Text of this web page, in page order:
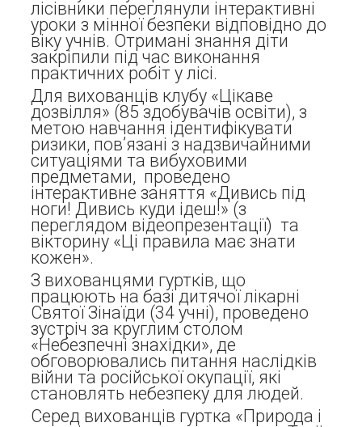
лісівники переглянули інтерактивні
уроки з мінної безпеки відповідно до
віку учнів. Отримані знання діти
закріпили під час виконання
практичних робіт у лісі.
Для вихованців клубу «Цікаве
дозвілля» (85 здобувачів освіти), з
метою навчання ідентифікувати
ризики, повʼязані з надзвичайними
ситуаціями та вибуховими
предметами, проведено
інтерактивне заняття «Дивись під
ноги! Дивись куди ідеш!» (з
переглядом відеопрезентації) та
вікторину «Ці правила має знати
кожен».
З вихованцями гуртків, що
працюють на базі дитячої лікарні
Святої Зінаїди (34 учні), проведено
зустріч за круглим столом
«Небезпечні знахідки», де
обговорювались питання наслідків
війни та російської окупації, які
становлять небезпеку для людей.
Серед вихованців гуртка «Природа і